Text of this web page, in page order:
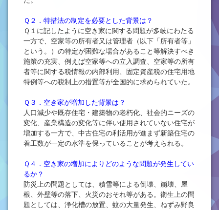
Ｑ２．特措法の制定を必要とした背景は？
Ｑ１に記したように空き家に関する問題が多岐にわたる
一方で、空家等の所有者又は管理者（以下「所有者等」
という。）の特定が困難な場合があること等解決すべき
施策の充実、例えば空家等への立入調査、空家等の所有
者等に関する税情報の内部利用、固定資産税の住宅用地
特例等への税制上の措置等が全国的に求められていた。
Ｑ３．空き家が増加した背景は？
人口減少や既存住宅・建築物の老朽化、社会的ニーズの
変化、産業構造の変化等に伴い使用されていない住宅が
増加する一方で、中古住宅の利活用が進まず新築住宅の
着工数が一定の水準を保っていることが考えられる。
Ｑ４．空き家の増加によりどのような問題が発生してい
るか？
防災上の問題としては、積雪等による倒壊、崩壊、屋
根、外壁等の落下、火災のおそれ等がある。衛生上の問
題としては、浄化槽の放置、蚊の大量発生、ねずみ野良